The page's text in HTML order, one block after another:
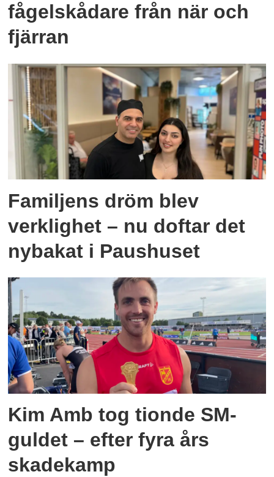
fågelskådare från när och
fjärran
Familjens dröm blev
verklighet – nu doftar det
nybakat i Paushuset
Kim Amb tog tionde SM-
guldet – efter fyra års
skadekamp